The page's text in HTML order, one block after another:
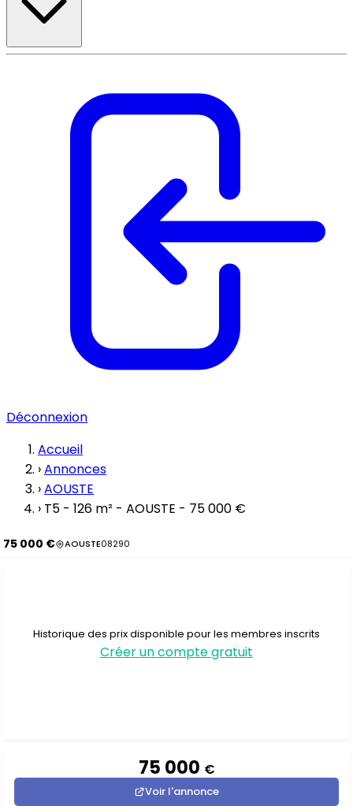
Déconnexion
Accueil
›Annonces
›AOUSTE
› T5 - 126 m² - AOUSTE - 75 000 €
75 000 € AOUSTE08290
Historique des prix disponible pour les membres inscrits
Créer un compte gratuit
75 000 €
Voir l'annonce